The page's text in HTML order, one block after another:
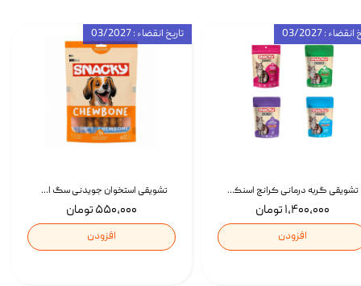
تشویقی استخوان جویدنی سگ اسنکی کرانچی با طعم مرغ Snacky Crunchy Munchy وزن 100 گرم
۵۵۰,۰۰۰ تومان
افزودن
تاریخ انقضاء : 03/2027
تشویقی گربه درمانی کرانچ اسنکی با طعم میکس Snacky Crunch Cat Treats وزن 60 گرم بسته 4 عددی
۱,۴۰۰,۰۰۰ تومان
افزودن
: 03/2027